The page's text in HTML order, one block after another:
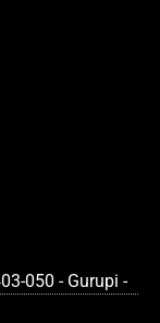
050 - Gurupi -